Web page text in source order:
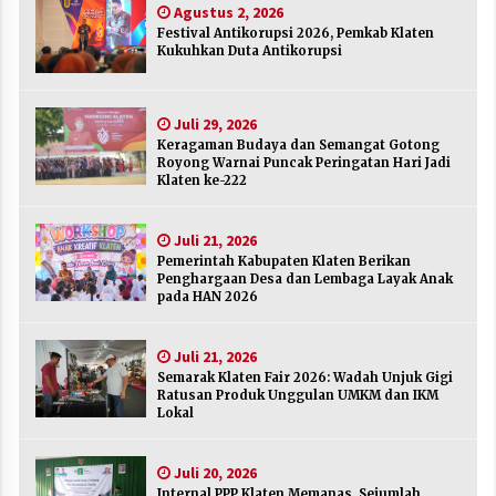
Agustus 2, 2026
Juli 29, 2026
Pemerintah Kabupaten Klaten Berikan
Juli 21, 2026
Semarak Klaten Fair 2026: Wadah Unjuk Gigi
Ratusan Produk Unggulan UMKM dan IKM
Internal PPP Klaten Memanas, Sejumlah Ketua
PAC Nyatakan Mundur Massal
Merayakan Sekolah sebagai Rumah Kedua
Agustus 2, 2026
Festival Antikorupsi 2026, Pemkab Klaten
Kukuhkan Duta Antikorupsi
Juli 29, 2026
Keragaman Budaya dan Semangat Gotong
Royong Warnai Puncak Peringatan Hari Jadi
Klaten ke-222
Juli 21, 2026
Pemerintah Kabupaten Klaten Berikan
Penghargaan Desa dan Lembaga Layak Anak
pada HAN 2026
Juli 21, 2026
Semarak Klaten Fair 2026: Wadah Unjuk Gigi
Ratusan Produk Unggulan UMKM dan IKM
Lokal
Juli 20, 2026